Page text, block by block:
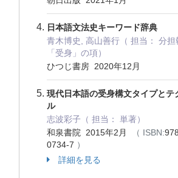
日本語文法史キーワード辞典
青木博史, 高山善行（ 担当： 分
「受身」の項）
ひつじ書房 2020年12月
現代日本語の受身構文タイプとテ
ル
志波彩子（ 担当： 単著）
和泉書院 2015年2月
（ ISBN:
0734-7 ）
詳細を見る